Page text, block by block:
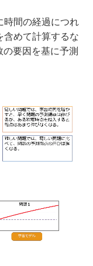
間の経過につれ
めて計算するな
要因を基に予測